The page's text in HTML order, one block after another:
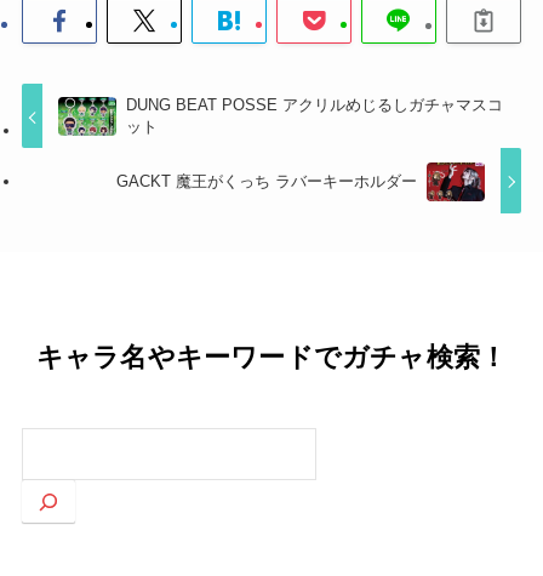
DUNG BEAT POSSE アクリルめじるしガチャマスコ
ット
GACKT 魔王がくっち ラバーキーホルダー
キャラ名やキーワードでガチャ検索！
索